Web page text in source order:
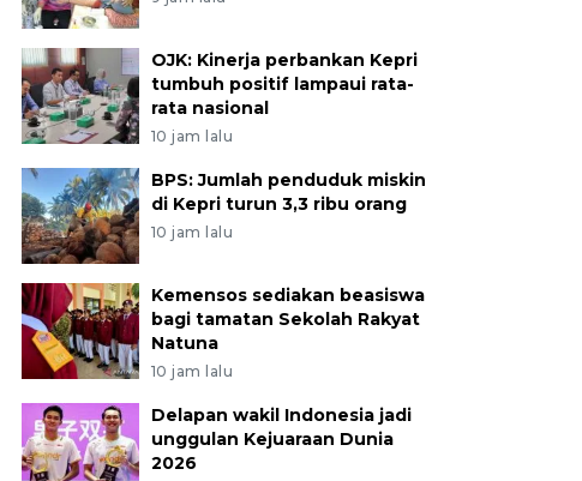
OJK: Kinerja perbankan Kepri
tumbuh positif lampaui rata-
rata nasional
10 jam lalu
BPS: Jumlah penduduk miskin
di Kepri turun 3,3 ribu orang
10 jam lalu
Kemensos sediakan beasiswa
bagi tamatan Sekolah Rakyat
Natuna
10 jam lalu
Delapan wakil Indonesia jadi
unggulan Kejuaraan Dunia
2026